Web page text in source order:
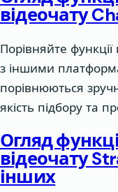
відеочату
Порівняйте
з іншими
порівнюються
якість підбору та
Огляд
відеочату
інших